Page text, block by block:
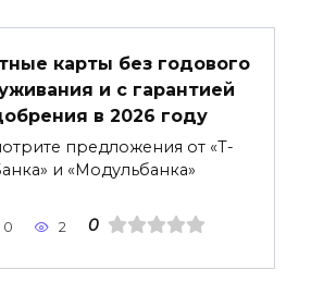
карты без годового
и с гарантией
в 2026 году
предложения от «Т-
и «Модульбанка»
0 2 0